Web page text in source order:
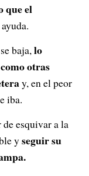
que el
baja,lo
otras
y, en el peor
iba.
esquivar a la
yseguir su